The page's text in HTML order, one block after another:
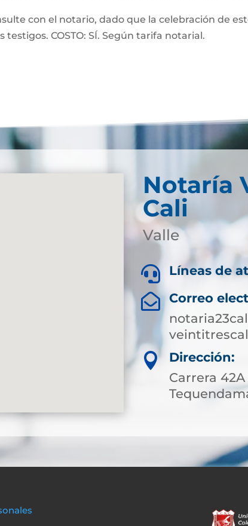
con el notario, dado que la celebración de
COSTO: SÍ. Según tarifa notarial.
Notaría
Cali
Valle
 Líneas de

Correo

Dirección:
Carrera